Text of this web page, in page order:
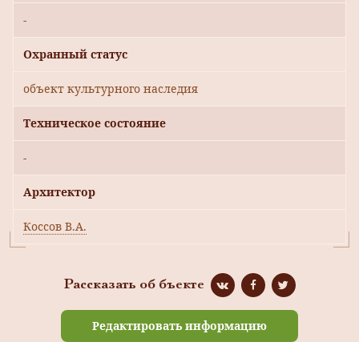
-
Охранный статус
объект культурного наследия
Техническое состояние
-
Архитектор
Коссов В.А.
Рассказать об бъекте
Редактировать информацию